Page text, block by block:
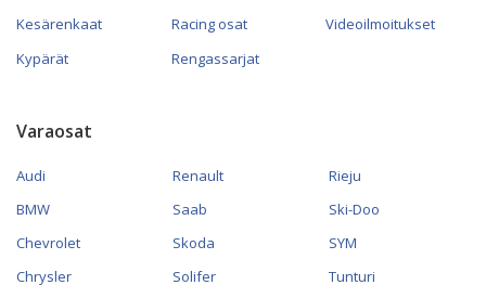
Kesärenkaat
Kypärät
Racing osat
Rengassarjat
Videoilmoitukset
Varaosat
Audi
BMW
Chevrolet
Chrysler
Renault
Saab
Skoda
Solifer
Rieju
Ski-Doo
SYM
Tunturi